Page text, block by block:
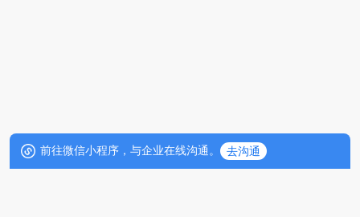
前往微信小程序，与企业在线沟通。 去沟通